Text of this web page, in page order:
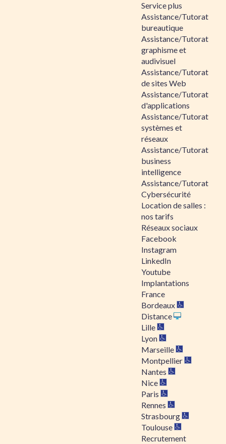
Service plus
Assistance/Tutorat
bureautique
Assistance/Tutorat
graphisme et
audivisuel
Assistance/Tutorat
de sites Web
Assistance/Tutorat
d'applications
Assistance/Tutorat
systèmes et
réseaux
Assistance/Tutorat
business
intelligence
Assistance/Tutorat
Cybersécurité
Location de salles :
nos tarifs
Réseaux sociaux
Facebook
Instagram
LinkedIn
Youtube
Implantations
France
Bordeaux
Distance
Lille
Lyon
Marseille
Montpellier
Nantes
Nice
Paris
Rennes
Strasbourg
Toulouse
Recrutement